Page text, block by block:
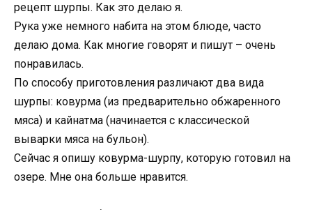
рецепт шурпы. Как это делаю я.
Рука уже немного набита на этом блюде, часто
делаю дома. Как многие говорят и пишут – очень
понравилась.
По способу приготовления различают два вида
шурпы: ковурма (из предварительно обжаренного
мяса) и кайнатма (начинается с классической
выварки мяса на бульон).
Сейчас я опишу ковурма-шурпу, которую готовил на
озере. Мне она больше нравится.